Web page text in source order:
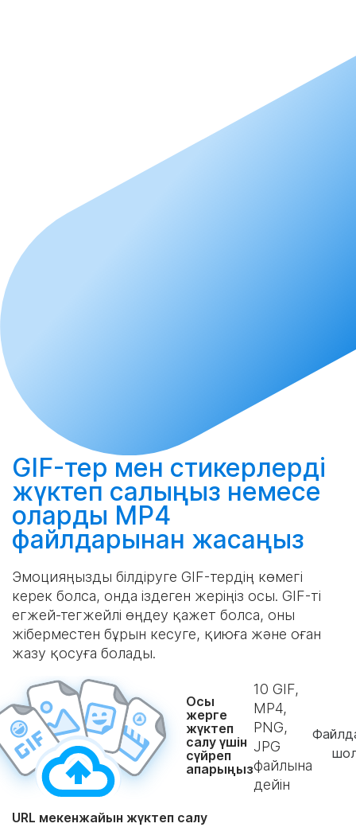
GIF-тер мен стикерлерді
жүктеп салыңыз немесе
оларды MP4
файлдарынан жасаңыз
Эмоцияңызды білдіруге GIF-тердің көмегі
керек болса, онда іздеген жеріңіз осы. GIF-ті
егжей-тегжейлі өңдеу қажет болса, оны
жіберместен бұрын кесуге, қиюға және оған
жазу қосуға болады.
Осы
жерге
жүктеп
салу үшін
сүйреп
апарыңыз
10 GIF,
MP4,
PNG,
JPG
файлына
дейін
URL мекенжайын жүктеп салу